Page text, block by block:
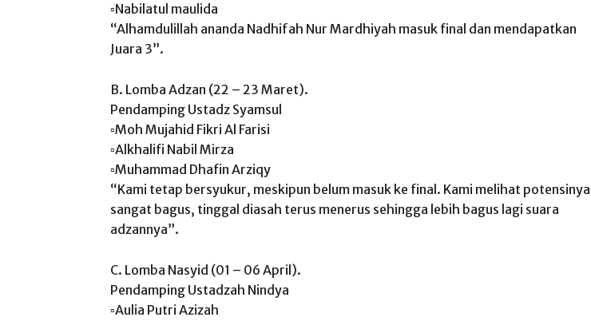
▫️Nabilatul maulida
“Alhamdulillah ananda Nadhifah Nur Mardhiyah masuk final dan mendapatkan
Juara 3”.
B. Lomba Adzan (22 – 23 Maret).
Pendamping Ustadz Syamsul
▫️Moh Mujahid Fikri Al Farisi
▫️Alkhalifi Nabil Mirza
▫️Muhammad Dhafin Arziqy
“Kami tetap bersyukur, meskipun belum masuk ke final. Kami melihat potensinya
sangat bagus, tinggal diasah terus menerus sehingga lebih bagus lagi suara
adzannya”.
C. Lomba Nasyid (01 – 06 April).
Pendamping Ustadzah Nindya
▫️Aulia Putri Azizah